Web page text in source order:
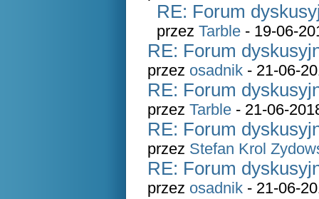
RE: Forum
przez Tarble - 19-06-
RE: Forum
przez osadnik - 21-06-
RE: Forum
przez Tarble - 21-06-
RE: Forum
przez Stefan Krol
RE: Forum
przez osadnik - 21-06-